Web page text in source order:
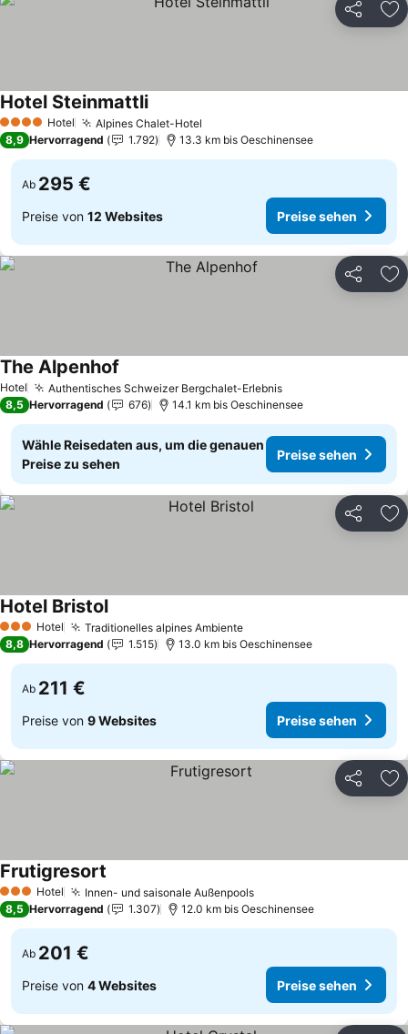
Teilen
4 Sterne Hotel Alpines Chalet-Hotel
Hotel Steinmattli
8,9 Hervorragend 1.792 13.3 km bis Oeschinensee
Ab 295 €
Preise von 12 Websites Preise sehen
Teilen
Hotel Authentisches Schweizer Bergchalet-Erlebnis
The Alpenhof
8,5 Hervorragend 676 14.1 km bis Oeschinensee
Wähle Reisedaten aus, um die genauen
Preise zu sehen
Preise sehen
Teilen
3 SterneHotel Traditionelles alpines Ambiente
Hotel Bristol
8,8 Hervorragend 1.515 13.0 km bis Oeschinensee
Ab 211 €
Preise von 9 Websites Preise sehen
Teilen
3 SterneHotel Innen- und saisonale Außenpools
Frutigresort
8,5 Hervorragend 1.307 12.0 km bis Oeschinensee
Ab 201 €
Preise von 4 Websites Preise sehen